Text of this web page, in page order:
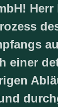
einer